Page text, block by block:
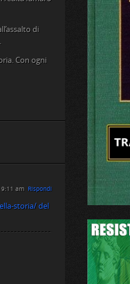
di
Con ogni
am Rispondi
storia/ del